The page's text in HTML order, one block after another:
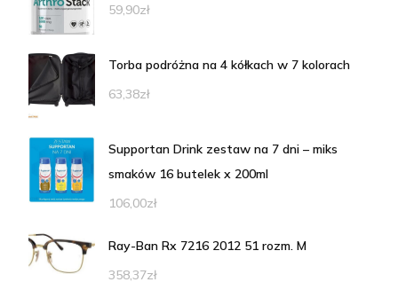
59,90zł
Torba podróżna na 4 kółkach w 7 kolorach
63,38zł
Supportan Drink zestaw na 7 dni – miks
smaków 16 butelek x 200ml
106,00zł
Ray-Ban Rx 7216 2012 51 rozm. M
358,37zł